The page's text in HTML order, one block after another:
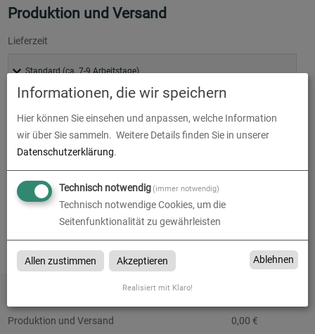
Produktion und Versand
Lieferzeit
Absenderadresse
Alle Preise im Überblick
Produkt-Konfiguration 32,02€
Produktion und Versand 0,00 €
Informationen, die wir speichern
Hier können Sie einsehen und anpassen, welche Information
wir über Sie sammeln. Weitere Details finden Sie in unserer
Datenschutzerklärung.
Technisch notwendig(immer notwendig)
Technisch notwendige Cookies, um die
Seitenfunktionalität zu gewährleisten
Allen zustimmen Akzeptieren Ablehnen
Realisiert mit Klaro!